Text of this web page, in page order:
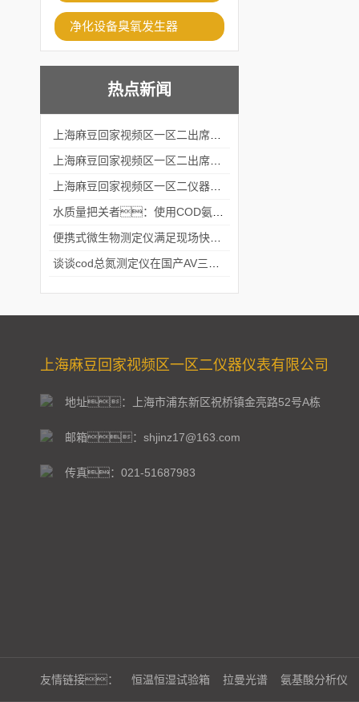
净化设备臭氧发生器
热点新闻
上海麻豆回家视频区一区二仪器仪表有限公司
地址：上海市浦东新区祝桥镇金亮路52号A栋
邮箱：shjinz17@163.com
传真：021-51687983
友情链接： 恒温恒湿试验箱 拉曼光谱 氨基酸分析仪